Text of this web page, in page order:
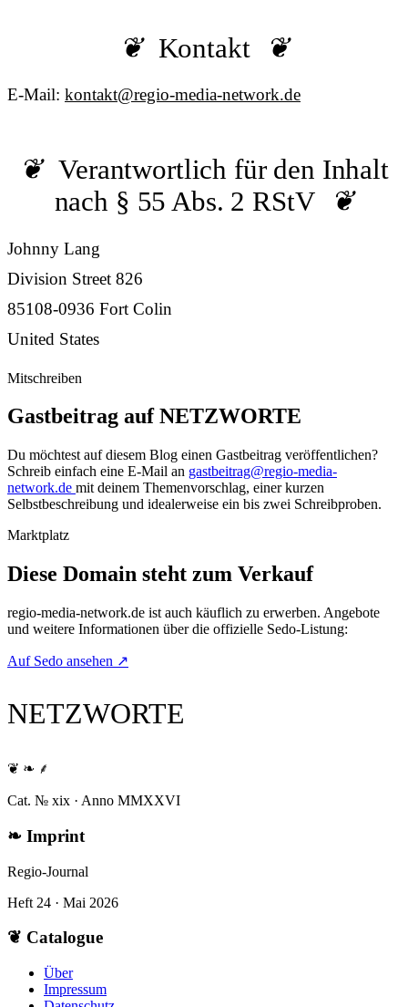
Kontakt
E-Mail: kontakt@regio-media-network.de
Verantwortlich für den Inhalt
nach § 55 Abs. 2 RStV
Johnny Lang
Division Street 826
85108-0936 Fort Colin
United States
Mitschreiben
Gastbeitrag auf NETZWORTE
Du möchtest auf diesem Blog einen Gastbeitrag veröffentlichen?
Schreib einfach eine E-Mail an gastbeitrag@regio-media-
network.de mit deinem Themenvorschlag, einer kurzen
Selbstbeschreibung und idealerweise ein bis zwei Schreibproben.
Marktplatz
Diese Domain steht zum Verkauf
regio-media-network.de ist auch käuflich zu erwerben. Angebote
und weitere Informationen über die offizielle Sedo-Listung:
Auf Sedo ansehen ↗
NETZWORTE
❦ ❧ ⸙
Cat. № xix · Anno MMXXVI
❧ Imprint
Regio-Journal
Heft 24 · Mai 2026
❦ Catalogue
Über
Impressum